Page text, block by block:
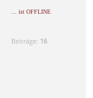
... ist OFFLINE
Beiträge: 16